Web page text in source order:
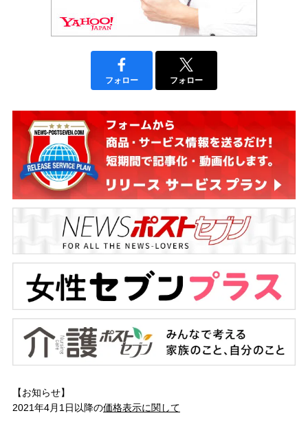
フォロー フォロー
【お知らせ】
2021年4月1日以降の価格表示に関して